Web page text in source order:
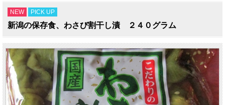
NEW PICK UP
新潟の保存食、わさび割干し漬 ２４０グラム